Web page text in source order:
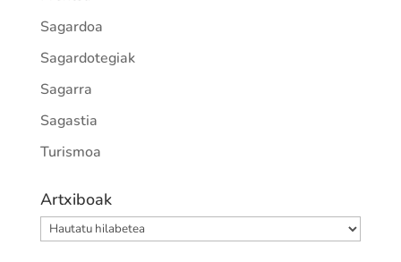
Sagardoa
Sagardotegiak
Sagarra
Sagastia
Turismoa
Artxiboak
Artxiboak